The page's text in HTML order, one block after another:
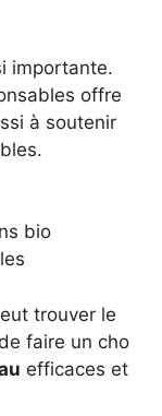
importante.
offre
à soutenir
bio
trouver le
faire un cho
efficaces et